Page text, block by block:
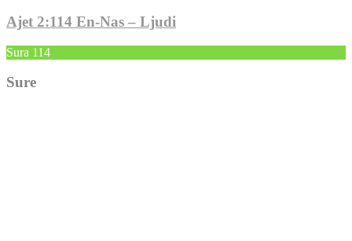
Ajet 2:114 En-Nas – Ljudi
Sura 114
Sure